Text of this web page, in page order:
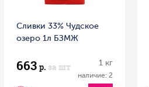
Сливки 33% Чудское
озеро 1л БЗМЖ
663 р. за шт 1 кг
наличие: 2